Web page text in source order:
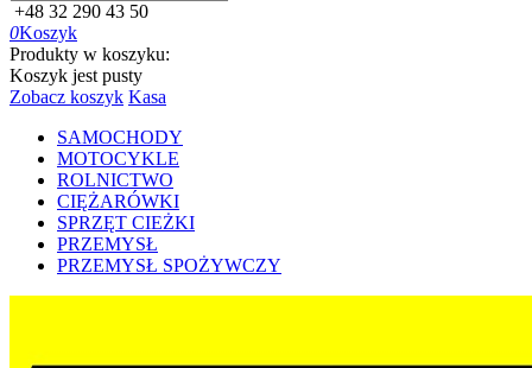
+48 32 290 43 50
0Koszyk
Produkty w koszyku:
Koszyk jest pusty
Zobacz koszyk Kasa
SAMOCHODY
MOTOCYKLE
ROLNICTWO
CIĘŻARÓWKI
SPRZĘT CIEŻKI
PRZEMYSŁ
PRZEMYSŁ SPOŻYWCZY